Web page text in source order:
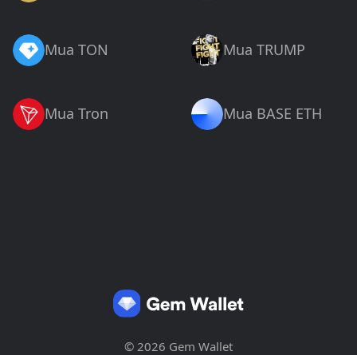
Mua TON Mua TRUMP
Mua Tron Mua BASE ETH
© 2026 Gem Wallet